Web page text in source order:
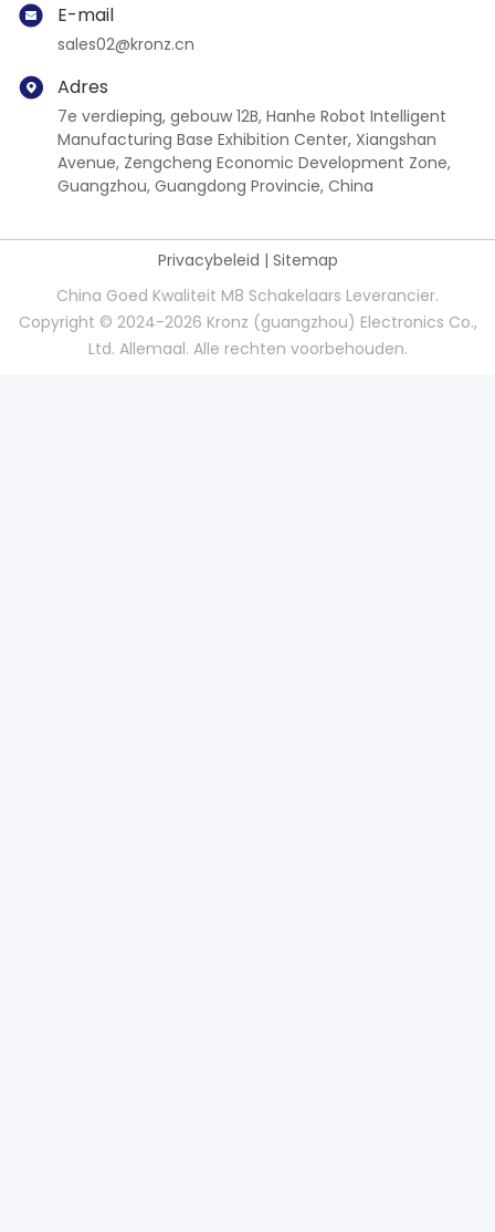
E-mail
sales02@kronz.cn
Adres
7e verdieping, gebouw 12B, Hanhe Robot Intelligent
Manufacturing Base Exhibition Center, Xiangshan
Avenue, Zengcheng Economic Development Zone,
Guangzhou, Guangdong Provincie, China
Privacybeleid | Sitemap
China Goed Kwaliteit M8 Schakelaars Leverancier.
Copyright © 2024-2026 Kronz (guangzhou) Electronics Co.,
Ltd. Allemaal. Alle rechten voorbehouden.